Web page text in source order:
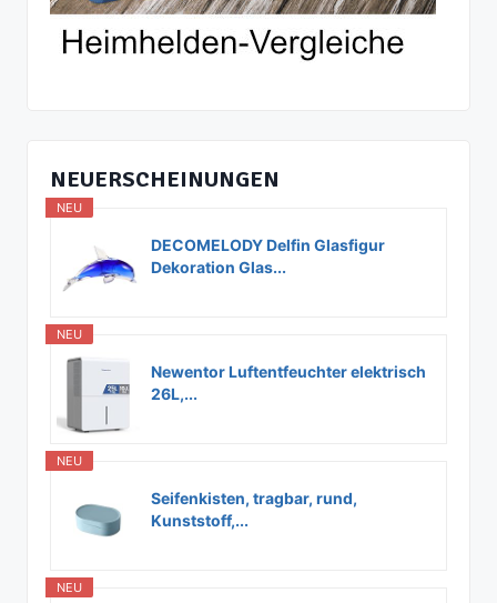
NEUERSCHEINUNGEN
NEU
DECOMELODY Delfin Glasfigur
Dekoration Glas...
NEU
Newentor Luftentfeuchter elektrisch
26L,...
NEU
Seifenkisten, tragbar, rund,
Kunststoff,...
NEU